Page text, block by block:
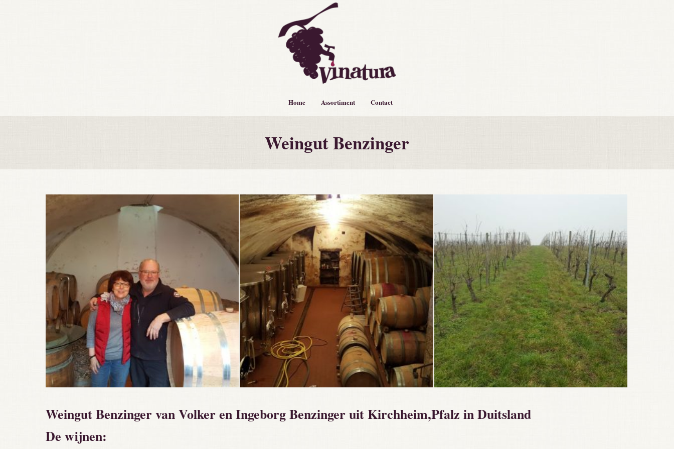
Home Assortiment Contact
Weingut Benzinger
Weingut Benzinger van Volker en Ingeborg Benzinger uit Kirchheim,Pfalz in Duitsland
De wijnen: